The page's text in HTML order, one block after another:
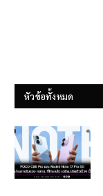
หัวข้อทั้งหมด